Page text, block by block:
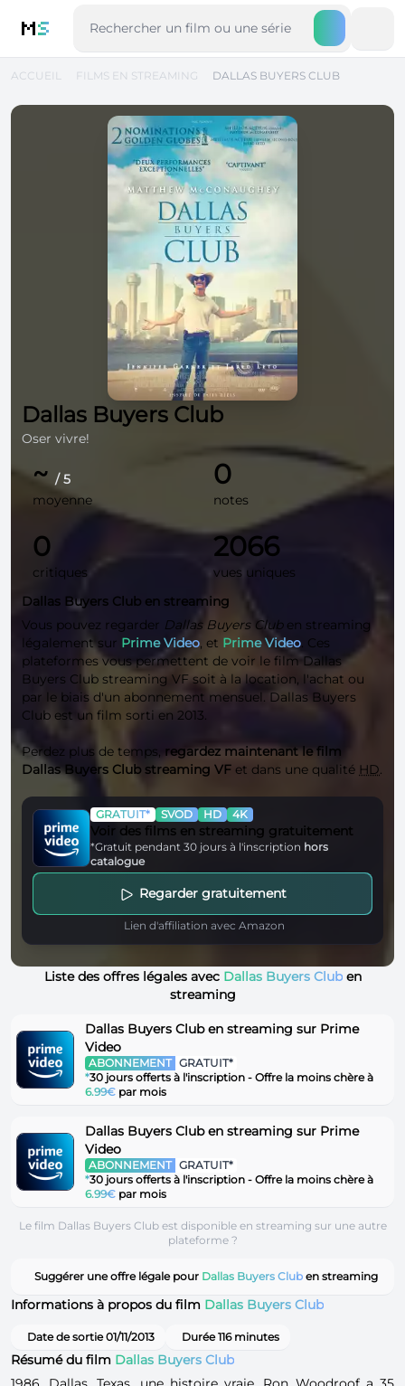
MS
ACCUEIL FILMS EN STREAMING DALLAS BUYERS CLUB
Dallas Buyers Club
Oser vivre!
~ / 5
moyenne
0
notes
0
critiques
2066
vues uniques
Dallas Buyers Club en streaming
Vous pouvez regarder Dallas Buyers Cluben streaming
légalement sur Prime Video, et Prime Video. Ces
plateformes vous permettent de voir le film Dallas
Buyers Club streaming VF soit à la location, l'achat ou
par le biais d'un abonnement mensuel. Dallas Buyers
Club est un film sorti en 2013.
Perdez plus de temps, regardez maintenant le film
Dallas Buyers Club streaming VF et dans une qualité HD.
GRATUIT* SVOD HD 4K
Voir des films en streaming gratuitement
*Gratuit pendant 30 jours à l'inscription hors
catalogue
Regarder gratuitement
Lien d'affiliation avec Amazon
Liste des offres légales avec Dallas Buyers Cluben
streaming
Dallas Buyers Club en streaming sur Prime
Video
ABONNEMENT GRATUIT*
*30 jours offerts à l'inscription - Offre la moins chère à
6.99€ par mois
Dallas Buyers Club en streaming sur Prime
Video
ABONNEMENT GRATUIT*
*30 jours offerts à l'inscription - Offre la moins chère à
6.99€ par mois
Le film Dallas Buyers Club est disponible en streaming sur une autre
plateforme ?
Suggérer une offre légale pour Dallas Buyers Club en streaming
Informations à propos du film Dallas Buyers Club
Date de sortie 01/11/2013 Durée 116 minutes
Résumé du film Dallas Buyers Club